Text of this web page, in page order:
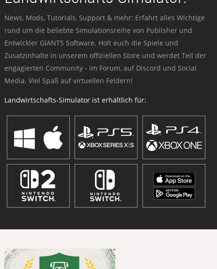
News, Mods, Tutorials, Support & mehr: Erfahrt alles Wichtige
rund um die beliebte Simulationsreihe von Publisher und
Entwickler GIANTS Software. Holt euch die Spiele und
Zusatzinhalte in unserem offiziellen Store und werdet Teil der
engagierten Community - im Forum, auf Discord und Social
Media. Viel Spaß auf virtuellen Feldern!
Landwirtschafts-Simulator ist erhältlich für: